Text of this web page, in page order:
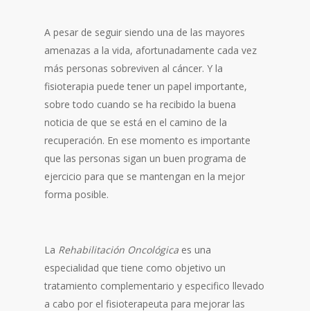
A pesar de seguir siendo una de las mayores
amenazas a la vida, afortunadamente cada vez
más personas sobreviven al cáncer. Y la
fisioterapia puede tener un papel importante,
sobre todo cuando se ha recibido la buena
noticia de que se está en el camino de la
recuperación. En ese momento es importante
que las personas sigan un buen programa de
ejercicio para que se mantengan en la mejor
forma posible.
La Rehabilitación Oncológica es una
especialidad que tiene como objetivo un
tratamiento complementario y especifico llevado
a cabo por el fisioterapeuta para mejorar las